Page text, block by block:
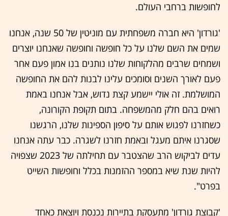
לחופשות ברחבי העולם.
'גורדון' היא חברה משפחתית עם מוניטין של 50 שנה, אנחנו
שמים את השם שלנו על כל חופשה וחופשה שאנחנו יוצרים
ושמחים שרבים מהלקוחות שלנו נותנים בנו אמון פעם אחר
פעם לאורך השנים וסומכים עלינו לבנות להם את החופשה
המושלמת. זה אולי יישמע קצת נדוש, אבל אנחנו באמת
רואים בהם חלק מהמשפחה. בתום תקופת הקורונה,
כשחזרנו לפגוש אותם על סיפון הספינות שלנו, הרגשנו
שסגרנו איתם מעגל ובאמת חזרנו לשגרה. כבר עתה אנחנו
עדים לביקוש הרב שהצטבר עם תחילתה של 2023 שצפויה
להיות שנת שיא במספר ההזמנות בכלל וחופשות השייט
בפרט".
'קבוצת גורדון' מתעסקת בתיירות נכנסת ויוצאת כאחד